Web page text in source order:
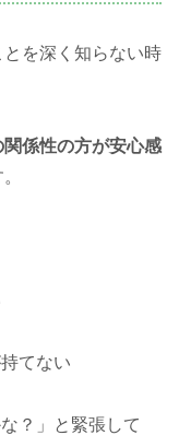
を深く知らない時
係性の方が安心感
てない
？」と緊張して